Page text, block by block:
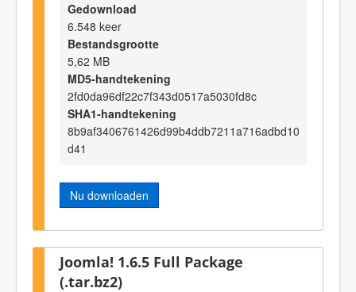
Gedownload
6.548 keer
Bestandsgrootte
5,62 MB
MD5-handtekening
2fd0da96df22c7f343d0517a5030fd8c
SHA1-handtekening
8b9af3406761426d99b4ddb7211a716adbd10
d41
Nu downloaden
Joomla! 1.6.5 Full Package
(.tar.bz2)